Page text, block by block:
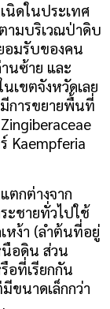
ดในประเทศ
ามบริเวณป่าดิบ
อมรับของคน
นซ้าย และ
เขตจังหวัดเลย
การขยายพื้นที่
Kaempferia
กต่างจาก
ะชายทั่วไปใช้
หง้า (ลำต้นที่อยู่
อดิน ส่วน
อที่เรียกกัน
ขนาดเล็กกว่า